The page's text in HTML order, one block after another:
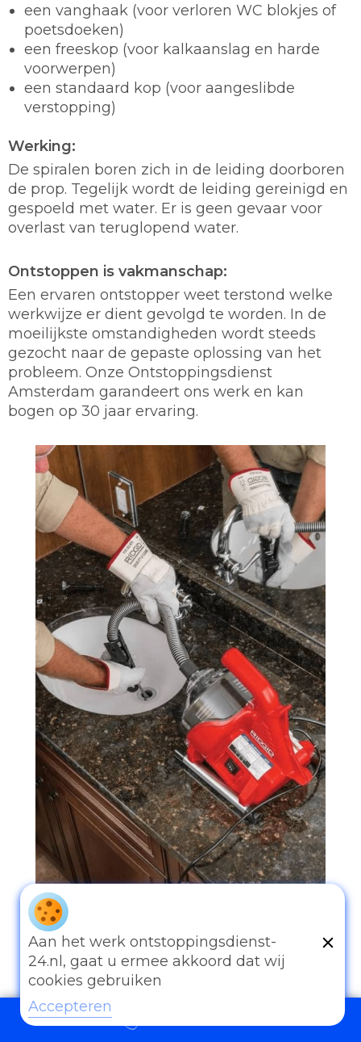
097006521500
een vanghaak (voor verloren WC blokjes of
poetsdoeken)
een freeskop (voor kalkaanslag en harde
voorwerpen)
een standaard kop (voor aangeslibde
verstopping)
Werking:
De spiralen boren zich in de leiding doorboren
de prop. Tegelijk wordt de leiding gereinigd en
gespoeld met water. Er is geen gevaar voor
overlast van teruglopend water.
Ontstoppen is vakmanschap:
Een ervaren ontstopper weet terstond welke
werkwijze er dient gevolgd te worden. In de
moeilijkste omstandigheden wordt steeds
gezocht naar de gepaste oplossing van het
probleem. Onze Ontstoppingsdienst
Amsterdam garandeert ons werk en kan
bogen op 30 jaar ervaring.
Andere diensten
Aan het werk ontstoppingsdienst-
24.nl, gaat u ermee akkoord dat wij
cookies gebruiken
Accepteren